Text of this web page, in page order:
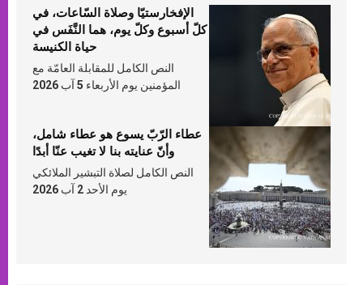
الإفخارستيّا وصلاة السّاعات، في
كلّ أسبوع وكلّ يوم، هما النَّفَس في
حياة الكنيسة
النص الكامل للمقابلة العامّة مع
المؤمنين يوم الأربعاء 5 آب 2026
عطاء الرّبّ يسوع هو عطاء شامل،
وأنّ عنايته بنا لا تغيب عنّا أبدًا
النص الكامل لصلاة التبشير الملائكي
يوم الأحد 2 آب 2026